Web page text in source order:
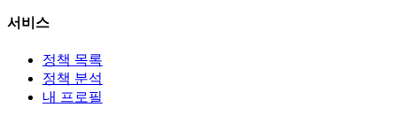
서비스
정책 목록
정책 분석
내 프로필